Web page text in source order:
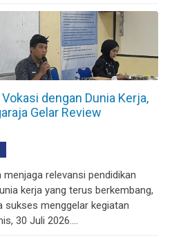
dengan Dunia Kerja,
Gelar Review
relevansi pendidikan
kerja yang terus berkembang,
sukses menggelar kegiatan
30 Juli 2026....